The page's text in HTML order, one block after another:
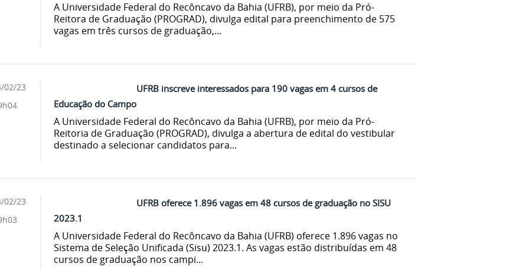
A Universidade Federal do Recôncavo da Bahia (UFRB), por meio da Pró-
Reitora de Graduação (PROGRAD), divulga edital para preenchimento de 575
vagas em três cursos de graduação,...
UFRB inscreve interessados para 190 vagas em 4 cursos de
Educação do Campo
A Universidade Federal do Recôncavo da Bahia (UFRB), por meio da Pró-
Reitoria de Graduação (PROGRAD), divulga a abertura de edital do vestibular
destinado a selecionar candidatos para...
02/23
UFRB oferece 1.896 vagas em 48 cursos de graduação no SISU
2023.1
A Universidade Federal do Recôncavo da Bahia (UFRB) oferece 1.896 vagas no
Sistema de Seleção Unificada (Sisu) 2023.1. As vagas estão distribuídas em 48
cursos de graduação nos campi...
02/23